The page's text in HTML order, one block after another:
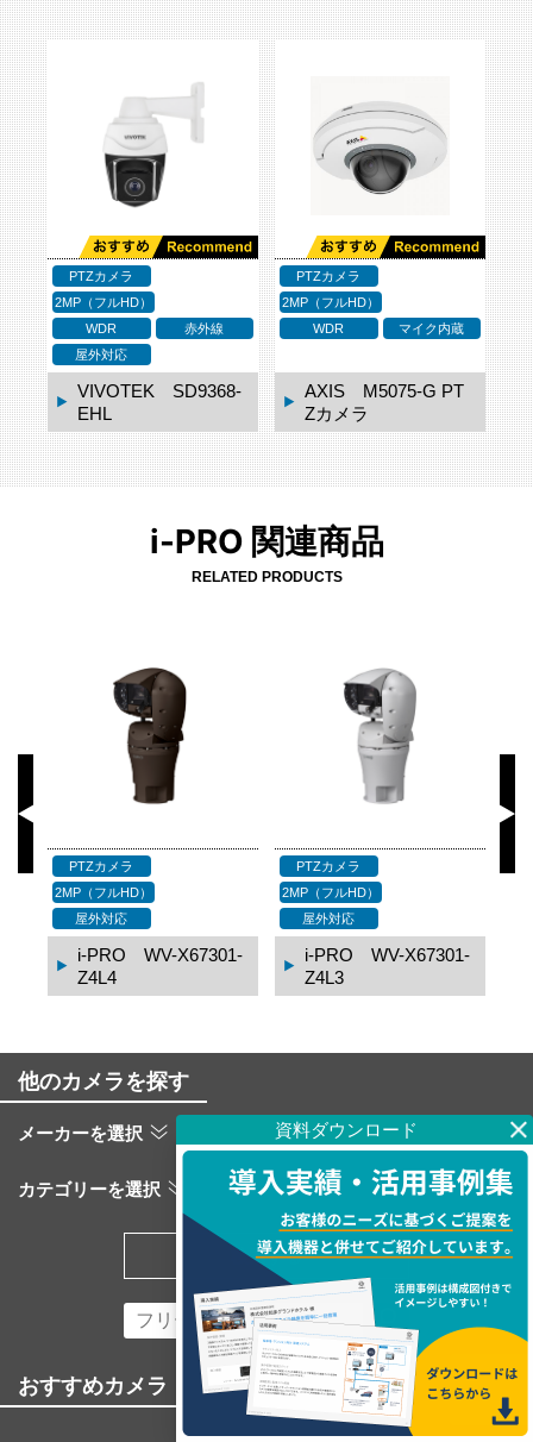
PTZカメラ
2MP（フルHD）
WDR
赤外線
屋外対応
VIVOTEK SD9368-
EHL
PTZカメラ
2MP（フルHD）
WDR
マイク内蔵
AXIS M5075-G PT
Zカメラ
i-PRO 関連商品
RELATED PRODUCTS
PTZカメラ
2MP（フルHD）
赤外線
i-PRO WV-X67300-
Z4L4
PTZカメラ
2MP（フルHD）
赤外線
i-PRO WV-X67300-
Z4L3
他のカメラを探す
メーカーを選択
カテゴリーを選択
検索する
おすすめカメラ